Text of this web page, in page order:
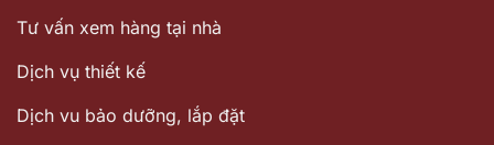
Tư vấn xem hàng tại nhà
Dịch vụ thiết kế
Dịch vu bảo dưỡng, lắp đặt